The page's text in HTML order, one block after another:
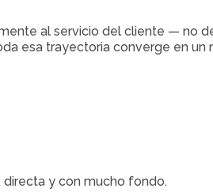
al servicio del cliente — no
esa trayectoria converge en un
directa y con mucho fondo.